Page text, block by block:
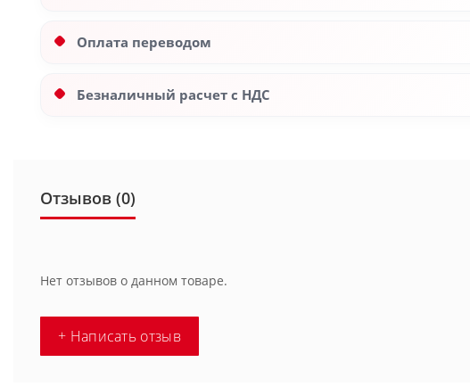
Оплата переводом
Безналичный расчет с НДС
Отзывов (0)
Нет отзывов о данном товаре.
+ Написать отзыв